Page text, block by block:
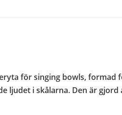
för singing bowls, formad
ljudet i skålarna. Den är gjord